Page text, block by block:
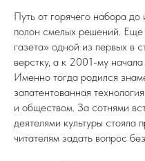
Путь от горячего набора до
полон смелых решений.
газета» одной из первых в
верстку, а к 2001-му
Именно тогда родился
запатентованная
и обществом. За сотнями
деятелями культуры стояла
читателям задать вопрос